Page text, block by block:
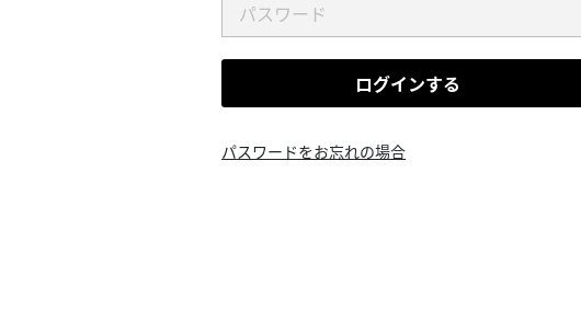
ログインする
パスワードをお忘れの場合